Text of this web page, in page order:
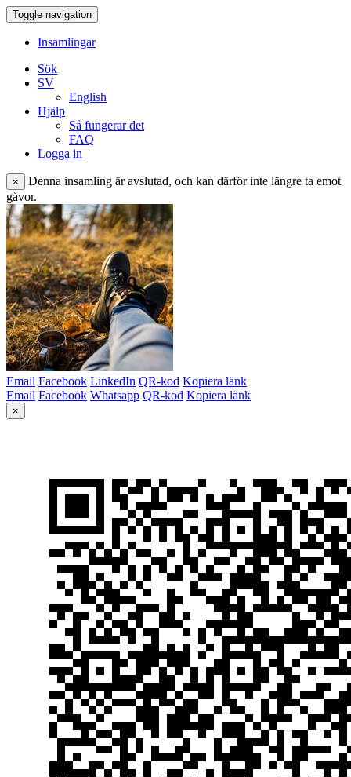
Toggle navigation
Insamlingar
Sök
SV
English
Hjälp
Så fungerar det
FAQ
Logga in
×
Denna insamling är avslutad, och kan därför inte längre ta emot
gåvor.
Email Facebook LinkedIn QR-kod Kopiera länk
Email Facebook Whatsapp QR-kod Kopiera länk
×